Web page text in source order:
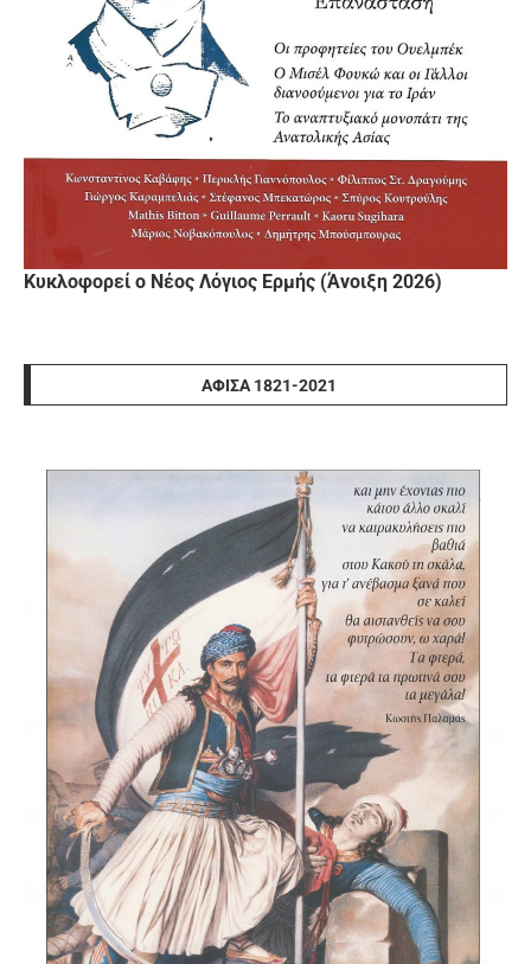
Κυκλοφορεί ο Νέος Λόγιος Ερμής (Άνοιξη 2026)
ΑΦΊΣΑ 1821-2021